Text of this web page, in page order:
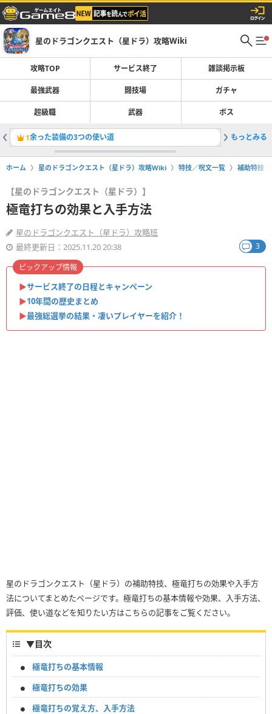
星のドラゴンクエスト（星ドラ）攻略Wiki
攻略TOP サービス終了 雑談掲示板
最強武器 闘技場 ガチャ
超級職 武器 ボス
1余った装備の3つの使い道 2
もっとみる
ホーム 星のドラゴンクエスト（星ドラ）攻略Wiki 特技／呪文一覧 補助特技
【星のドラゴンクエスト（星ドラ）】
極竜打ちの効果と入手方法
星のドラゴンクエスト（星ドラ）攻略班
最終更新日：2025.11.20 20:38
3
▶︎サービス終了の日程とキャンペーン
▶︎10年間の歴史まとめ
▶︎最強総選挙の結果・凄いプレイヤーを紹介！
ピックアップ情報
星のドラゴンクエスト（星ドラ）の補助特技、極竜打ちの効果や入手方
法についてまとめたページです。極竜打ちの基本情報や効果、入手方法、
評価、使い道などを知りたい方はこちらの記事をご覧ください。
▼目次
極竜打ちの基本情報
極竜打ちの効果
極竜打ちの覚え方、入手方法